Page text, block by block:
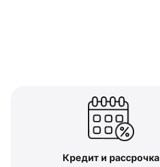
Кредит и рассрочка